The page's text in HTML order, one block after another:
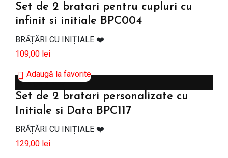
Set de 2 bratari pentru cupluri cu
infinit si initiale BPC004
BRĂȚĂRI CU INIȚIALE ❤️
109,00 lei
Adaugă la favorite
Adaugă în coș
Set de 2 bratari personalizate cu
Initiale si Data BPC117
BRĂȚĂRI CU INIȚIALE ❤️
129,00 lei